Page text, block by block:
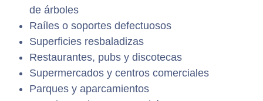
de árboles
Raíles o soportes defectuosos
Superficies resbaladizas
Restaurantes, pubs y discotecas
Supermercados y centros comerciales
Parques y aparcamientos